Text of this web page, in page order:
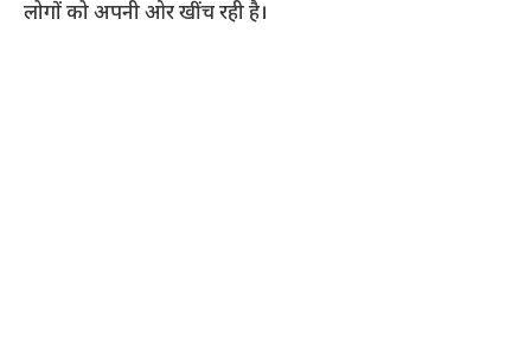
लोगों को अपनी ओर खींच रही है।